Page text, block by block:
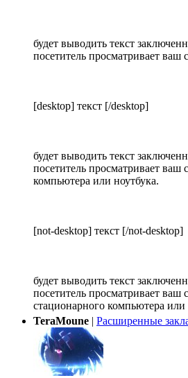
будет выводить текст
посетитель просматривает ваш
[desktop] текст [/desktop]
будет выводить текст
посетитель просматривает ваш
компьютера или ноутбука.
[not-desktop] текст [/not-desktop]
будет выводить текст
посетитель просматривает ваш
стационарного компьютера или
TeraMoune | Расширенные